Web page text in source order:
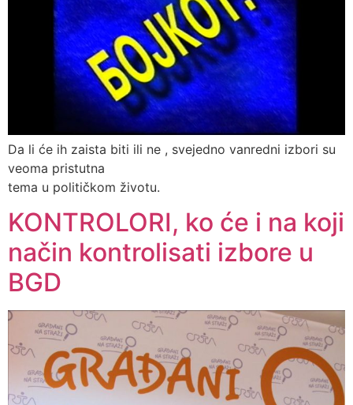
Da li će ih zaista biti ili ne , svejedno vanredni izbori su
veoma pristutna
tema u političkom životu.
KONTROLORI, ko će i na koji
način kontrolisati izbore u
BGD